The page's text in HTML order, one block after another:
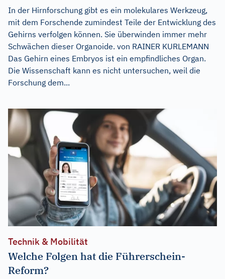
In der Hirnforschung gibt es ein molekulares Werkzeug,
mit dem Forschende zumindest Teile der Entwicklung des
Gehirns verfolgen können. Sie überwinden immer mehr
Schwächen dieser Organoide. von RAINER KURLEMANN
Das Gehirn eines Embryos ist ein empfindliches Organ.
Die Wissenschaft kann es nicht untersuchen, weil die
Forschung dem...
Technik & Mobilität
Welche Folgen hat die Führerschein-
Reform?